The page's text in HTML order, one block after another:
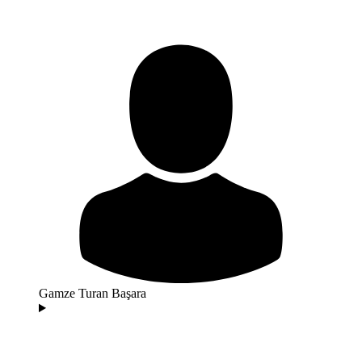
Gamze Turan Başara